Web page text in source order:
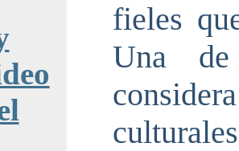
fieles
Una de